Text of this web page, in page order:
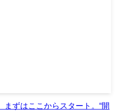
ずはここからスタート。“開